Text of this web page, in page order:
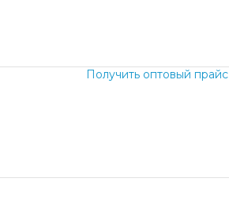
Получить оптовый прайс